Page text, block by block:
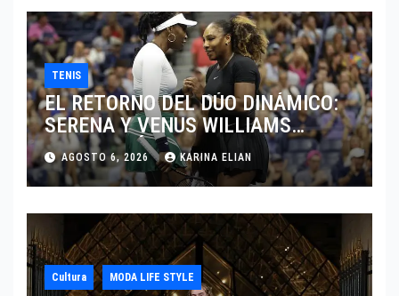
TENIS
EL RETORNO DEL DÚO DINÁMICO:
SERENA Y VENUS WILLIAMS
DISPUTARÁN LOS DOBLES EN
CINCINNATI 2026
AGOSTO 6, 2026 KARINA ELIAN
Cultura MODA LIFE STYLE